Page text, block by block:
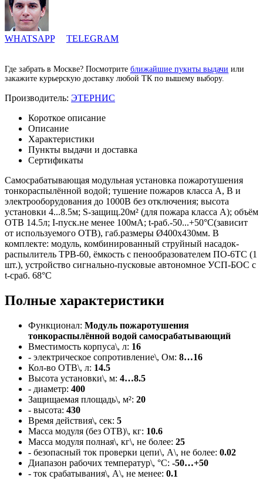
WHATSAPP TELEGRAM
Где забрать в Москве? Посмотрите ближайшие пукнты выдачи или
закажите курьерскую доставку любой ТК по вышему выбору.
Производитель: ЭТЕРНИС
Короткое описание
Описание
Характеристики
Пункты выдачи и доставка
Сертификаты
Самосрабатывающая модульная установка пожаротушения
тонкораспылённой водой; тушение пожаров класса А, В и
электрооборудования до 1000В без отключения; высота
установки 4...8.5м; S-защищ.20м² (для пожара класса А); объём
ОТВ 14.5л; I-пуск.не менее 100мА; t-раб.-50...+50°C(зависит
от используемого ОТВ), габ.размеры Ø400х430мм. В
комплекте: модуль, комбинированный струйный насадок-
распылитель ТРВ-60, ёмкость с пенообразователем ПО-6ТС (1
шт.), устройство сигнально-пусковые автономное УСП-БОС с
t-сраб. 68°C
Полные характеристики
Функционал: Модуль пожаротушения
тонкораспылённой водой самосрабатывающий
Вместимость корпуса\, л: 16
- электрическое сопротивление\, Ом: 8…16
Кол-во ОТВ\, л: 14.5
Высота установки\, м: 4…8.5
- диаметр: 400
Защищаемая площадь\, м²: 20
- высота: 430
Время действия\, сек: 5
Масса модуля (без ОТВ)\, кг: 10.6
Масса модуля полная\, кг\, не более: 25
- безопасный ток проверки цепи\, А\, не более: 0.02
Диапазон рабочих температур\, °С: -50…+50
- ток срабатывания\, А\, не менее: 0.1